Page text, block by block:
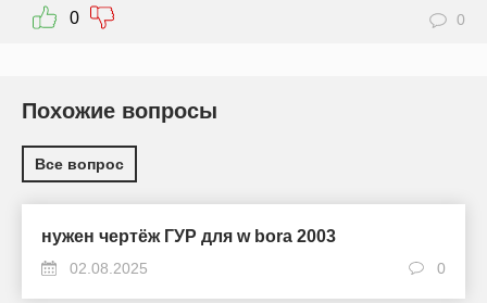
0 0
Похожие вопросы
Все вопрос
нужен чертёж ГУР для w bora 2003
02.08.2025 0